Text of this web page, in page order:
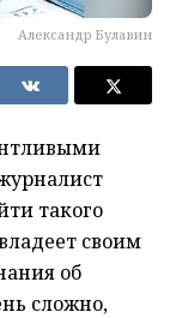
Александр Булавин
такого
своим
об
сложно,